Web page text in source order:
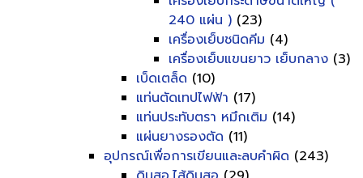
240 แผ่น ) (23)
เครื่องเย็บชนิดคีม (4)
เครื่องเย็บแขนยาว เย็บกลาง (3)
เบ็ดเตล็ด (10)
แท่นตัดเทปไฟฟ้า (17)
แท่นประทับตรา หมึกเติม (14)
แผ่นยางรองตัด (11)
อุปกรณ์เพื่อการเขียนและลบคำผิด (243)